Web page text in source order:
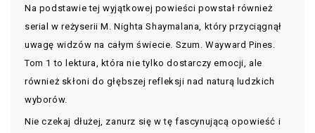
Na podstawie tej wyjątkowej powieści powstał również
serial w reżyserii M. Nighta Shaymalana, który przyciągnął
uwagę widzów na całym świecie. Szum. Wayward Pines.
Tom 1 to lektura, która nie tylko dostarczy emocji, ale
również skłoni do głębszej refleksji nad naturą ludzkich
wyborów.
Nie czekaj dłużej, zanurz się w tę fascynującą opowieść i